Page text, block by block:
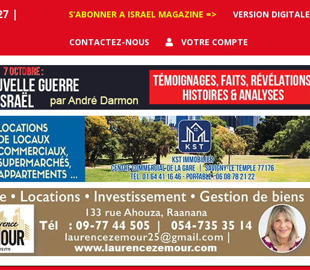
|
S’ABONNER A ISRAEL MAGAZINE => VERSION DIGITALE
CONTACTEZ-NOUS VOTRE COMPTE